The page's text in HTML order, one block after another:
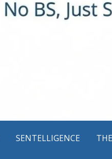
SENTELLIGENCE